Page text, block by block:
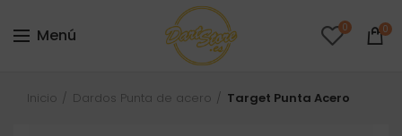
Menú 0 0
Inicio Dardos Punta de acero Target Punta Acero